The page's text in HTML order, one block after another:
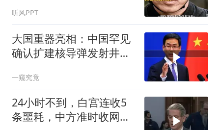
听风PPT
大国重器亮相：中国罕见
确认扩建核导弹发射井铸
一窥究竟
24小时不到，白宫连收5
条噩耗，中方准时收网，